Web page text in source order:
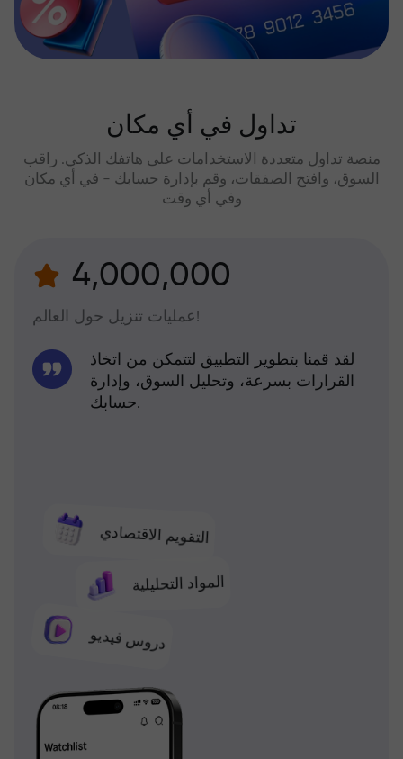
تداول في أي مكان
منصة تداول متعددة الاستخدامات على هاتفك الذكي. راقب
السوق، وافتح الصفقات، وقم بإدارة حسابك - في أي مكان
وفي أي وقت
4,000,000
عمليات تنزيل حول العالم!
التقويم الاقتصادي
المواد التحليلية
دروس فيديو
لقد قمنا بتطوير التطبيق لتتمكن من اتخاذ
القرارات بسرعة، وتحليل السوق، وإدارة
حسابك.